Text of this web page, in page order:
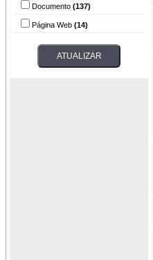
Documento (137)
Página Web (14)